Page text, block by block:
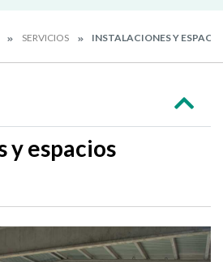
SERVICIOS INSTALACIONES Y
y espacios